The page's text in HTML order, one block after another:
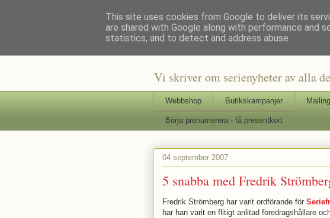
Staffars
Vi skriver om serienyheter av alla
Webbshop Butikskampanjer
Börja prenumerera - få presentkort
04 september 2007
5 snabba med Fredrik
Fredrik Strömberg har varit ordförande för
har han varit en flitigt anlitad föredragshållare
This site uses cookies from Google to deliver its
are shared with Google along with performance and
statistics, and to detect and address abuse.